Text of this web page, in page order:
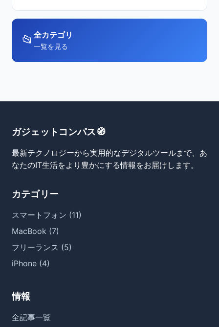
📂 全カテゴリ
一覧を見る
ガジェットコンパス🧭
最新テクノロジーから実用的なデジタルツールまで、あ
なたのIT生活をより豊かにする情報をお届けします。
カテゴリー
スマートフォン (11)
MacBook (7)
フリーランス (5)
iPhone (4)
情報
全記事一覧